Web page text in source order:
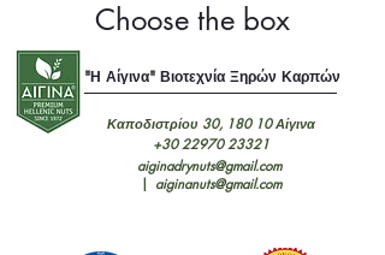
Choose the box
"Η Αίγινα" Βιοτεχνία Ξηρών Καρπών
Καποδιστρίου 30, 180 10 Αίγινα
+30 22970 23321
aiginadrynuts@gmail.com
| aiginanuts@gmail.com